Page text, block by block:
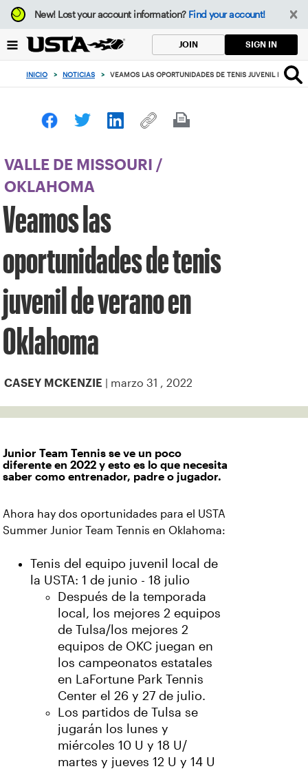
Enfoque
desde
botón
volver
principio
New!Lost your account information? Find your account!
JOIN SIGN IN
INICIO > NOTICIAS > VEAMOS LAS OPORTUNIDADES DE TENIS JUVENIL DE
VALLE DE MISSOURI
/
OKLAHOMA
Veamos las
oportunidades de tenis
juvenil de verano en
Oklahoma
CASEY MCKENZIE | marzo 31 , 2022
Junior Team Tennis se ve un poco
diferente en 2022 y esto es lo que necesita
saber como entrenador, padre o jugador.
Ahora hay dos oportunidades para el USTA
Summer Junior Team Tennis en Oklahoma:
Tenis del equipo juvenil local de
la USTA: 1 de junio - 18 julio
Después de la temporada
local, los mejores 2 equipos
de Tulsa/los mejores 2
equipos de OKC juegan en
los campeonatos estatales
en LaFortune Park Tennis
Center el 26 y 27 de julio.
Los partidos de Tulsa se
jugarán los lunes y
miércoles 10 U y 18 U/
martes y jueves 12 U y 14 U